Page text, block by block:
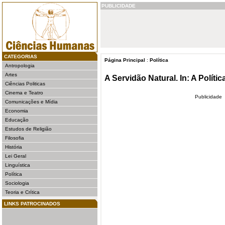
CATEGORIAS
Antropologia
Artes
Ciências Politicas
Cinema e Teatro
Comunicações e Mídia
Economia
Educação
Estudos de Religião
Filosofia
História
Lei Geral
Linguística
Política
Sociologia
Teoria e Crítica
LINKS PATROCINADOS
PUBLICIDADE
Página Principal : Política
A Servidão Natural. In: A
Publicidade